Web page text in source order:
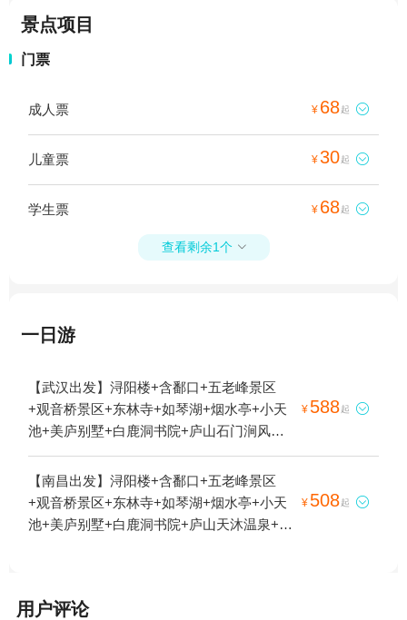
景点项目
门票
成人票 ¥ 68起 
儿童票 ¥30起 
学生票 ¥ 68起 
查看剩余1个 
一日游
【武汉出发】浔阳楼+含鄱口+五老峰景区
+观音桥景区+东林寺+如琴湖+烟水亭+小天
池+美庐别墅+白鹿洞书院+庐山石门涧风景
区+庐山天沐温泉+牯岭街+庐山风景名胜区
+庐山秀峰景区+庐山花径+锦绣谷+仙人洞
+庐山天桥+三叠泉漂流+上汤温泉+星龙索道
+鄱阳湖候鸟保护区+醉石温泉+石门涧漂流
¥ 588起 
【南昌出发】浔阳楼+含鄱口+五老峰景区
+观音桥景区+东林寺+如琴湖+烟水亭+小天
池+美庐别墅+白鹿洞书院+庐山天沐温泉+琵
险峰+庐山风景名胜区-庐山博物馆+白居易草
¥ 508起 
用户评论